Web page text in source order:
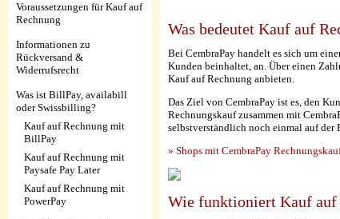
Voraussetzungen für Kauf auf
Rechnung
Informationen zu
Rückversand &
Widerrufsrecht
Was ist BillPay, availabill
oder Swissbilling?
Kauf auf Rechnung mit
BillPay
Kauf auf Rechnung mit
Paysafe Pay Later
Kauf auf Rechnung mit
PowerPay
Was bedeutet Kauf auf
Bei CembraPay handelt es sich um
Kunden beinhaltet, an. Über einen
Kauf auf Rechnung anbieten.
Das Ziel von CembraPay ist es, den
Rechnungskauf zusammen mit
selbstverständlich noch einmal auf der
» Shops mit CembraPay
Wie funktioniert Kauf auf